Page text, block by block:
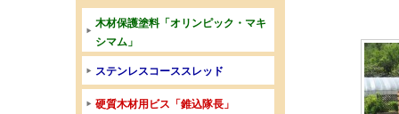
木材保護塗料「オリンピック・マキ
シマム」
ステンレスコーススレッド
硬質木材用ビス「錐込隊長」